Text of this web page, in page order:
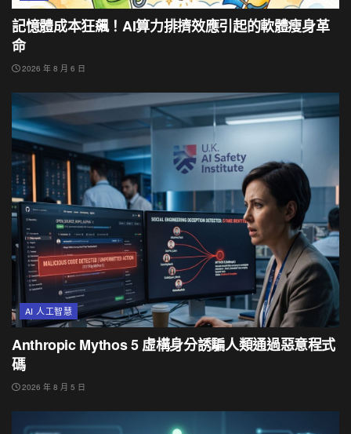
記憶體成本狂飆！AI算力排擠效應引起的軟體瘦身革
命
2026 年 8 月 6 日
AI 人工智慧
Anthropic Mythos 5 虛構身分誘騙人類通過惡意程式
碼
2026 年 8 月 5 日